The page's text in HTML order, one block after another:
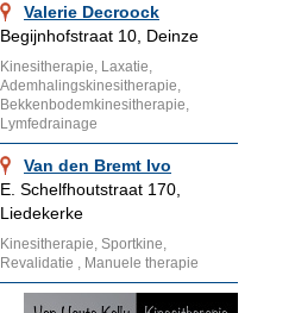
Valerie Decroock
Begijnhofstraat 10, Deinze
Kinesitherapie, Laxatie,
Ademhalingskinesitherapie,
Bekkenbodemkinesitherapie,
Lymfedrainage
Van den Bremt Ivo
E. Schelfhoutstraat 170,
Liedekerke
Kinesitherapie, Sportkine,
Revalidatie , Manuele therapie